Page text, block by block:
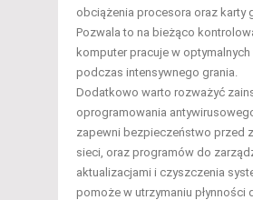
obciążenia procesora oraz karty
Pozwala to na bieżąco
komputer pracuje w optymalnych
podczas intensywnego grania.
Dodatkowo warto rozważyć
oprogramowania
zapewni bezpieczeństwo przed
sieci, oraz programów do
aktualizacjami i czyszczenia
pomoże w utrzymaniu płynności